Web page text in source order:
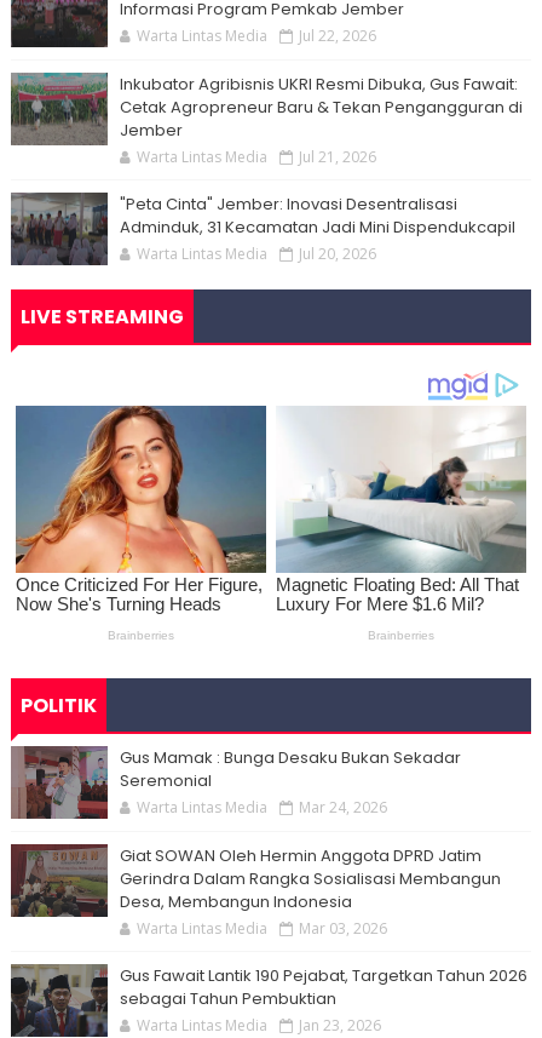
Informasi Program Pemkab Jember
Warta Lintas Media Jul 22, 2026
Inkubator Agribisnis UKRI Resmi Dibuka, Gus Fawait:
Cetak Agropreneur Baru & Tekan Pengangguran di
Jember
Warta Lintas Media Jul 21, 2026
"Peta Cinta" Jember: Inovasi Desentralisasi
Adminduk, 31 Kecamatan Jadi Mini Dispendukcapil
Warta Lintas Media Jul 20, 2026
LIVE STREAMING
POLITIK
Gus Mamak : Bunga Desaku Bukan Sekadar
Seremonial
Warta Lintas Media Mar 24, 2026
Giat SOWAN Oleh Hermin Anggota DPRD Jatim
Gerindra Dalam Rangka Sosialisasi Membangun
Desa, Membangun Indonesia
Warta Lintas Media Mar 03, 2026
Gus Fawait Lantik 190 Pejabat, Targetkan Tahun 2026
sebagai Tahun Pembuktian
Warta Lintas Media Jan 23, 2026